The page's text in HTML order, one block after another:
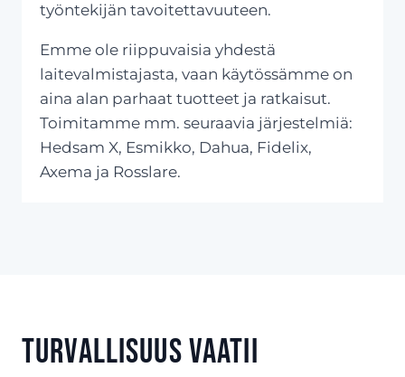
työntekijän tavoitettavuuteen.
Emme ole riippuvaisia yhdestä
laitevalmistajasta, vaan käytössämme on
aina alan parhaat tuotteet ja ratkaisut.
Toimitamme mm. seuraavia järjestelmiä:
Hedsam X, Esmikko, Dahua, Fidelix,
Axema ja Rosslare.
Turvallisuus vaatii